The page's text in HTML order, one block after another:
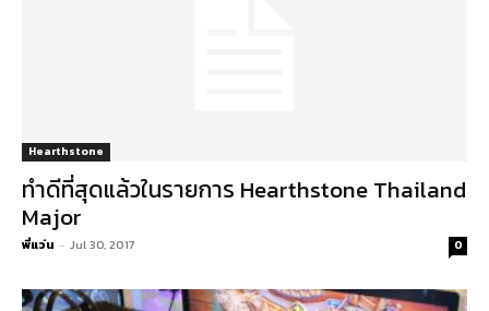
Hearthstone
ทำดีที่สุดแล้วในรายการ Hearthstone Thailand
Major
พี่แว่น - Jul 30, 2017 0